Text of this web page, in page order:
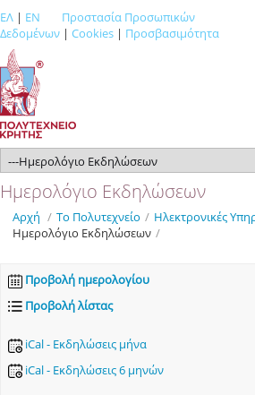
ΕΛ | EN
Προστασία Προσωπικών
Δεδομένων | Cookies | Προσβασιμότητα
Ημερολόγιο Εκδηλώσεων
Αρχή / Το Πολυτεχνείο / Ηλεκτρονικές
Ημερολόγιο Εκδηλώσεων /
Προβολή ημερολογίου
Προβολή λίστας
iCal - Εκδηλώσεις μήνα
iCal - Εκδηλώσεις 6 μηνών